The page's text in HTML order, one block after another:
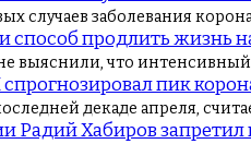
случаев заболевания
выяснили, что
декаде апреля,